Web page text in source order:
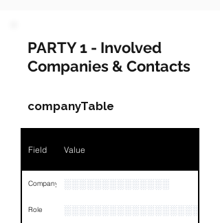
PARTY 1 - Involved
Companies & Contacts
companyTable
Field Value
Company ░░░░░░░░░░░░░░
Role